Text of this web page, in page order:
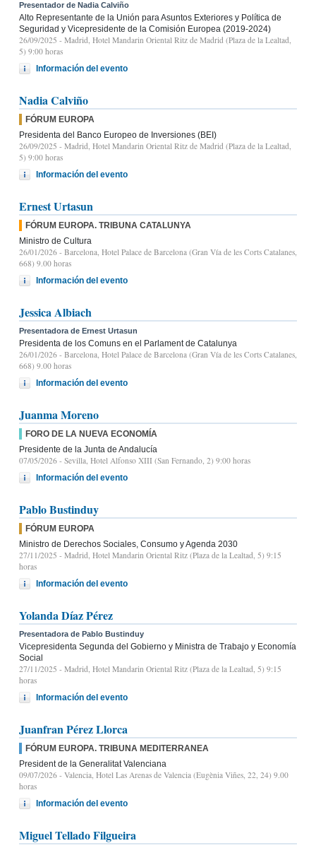
Presentador de Nadia Calviño
Alto Representante de la Unión para Asuntos Exteriores y Política de
Seguridad y Vicepresidente de la Comisión Europea (2019-2024)
26/09/2025 - Madrid, Hotel Mandarin Oriental Ritz de Madrid (Plaza de la Lealtad,
5) 9:00 horas
Información del evento
Nadia Calviño
FÓRUM EUROPA
Presidenta del Banco Europeo de Inversiones (BEI)
26/09/2025 - Madrid, Hotel Mandarin Oriental Ritz de Madrid (Plaza de la Lealtad,
5) 9:00 horas
Información del evento
Ernest Urtasun
FÓRUM EUROPA. TRIBUNA CATALUNYA
Ministro de Cultura
26/01/2026 - Barcelona, Hotel Palace de Barcelona (Gran Vía de les Corts Catalanes,
668) 9.00 horas
Información del evento
Jessica Albiach
Presentadora de Ernest Urtasun
Presidenta de los Comuns en el Parlament de Catalunya
26/01/2026 - Barcelona, Hotel Palace de Barcelona (Gran Vía de les Corts Catalanes,
668) 9.00 horas
Información del evento
Juanma Moreno
FORO DE LA NUEVA ECONOMÍA
Presidente de la Junta de Andalucía
07/05/2026 - Sevilla, Hotel Alfonso XIII (San Fernando, 2) 9:00 horas
Información del evento
Pablo Bustinduy
FÓRUM EUROPA
Ministro de Derechos Sociales, Consumo y Agenda 2030
27/11/2025 - Madrid, Hotel Mandarin Oriental Ritz (Plaza de la Lealtad, 5) 9:15
horas
Información del evento
Yolanda Díaz Pérez
Presentadora de Pablo Bustinduy
Vicepresidenta Segunda del Gobierno y Ministra de Trabajo y Economía
Social
27/11/2025 - Madrid, Hotel Mandarin Oriental Ritz (Plaza de la Lealtad, 5) 9:15
horas
Información del evento
Juanfran Pérez Llorca
FÓRUM EUROPA. TRIBUNA MEDITERRANEA
President de la Generalitat Valenciana
09/07/2026 - Valencia, Hotel Las Arenas de Valencia (Eugènia Viñes, 22, 24) 9.00
horas
Información del evento
Miguel Tellado Filgueira